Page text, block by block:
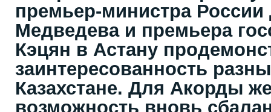
премьер-министра
Медведева и премьера
Кэцян в Астану
заинтересованность
Казахстане. Для Акорды
возможность вновь